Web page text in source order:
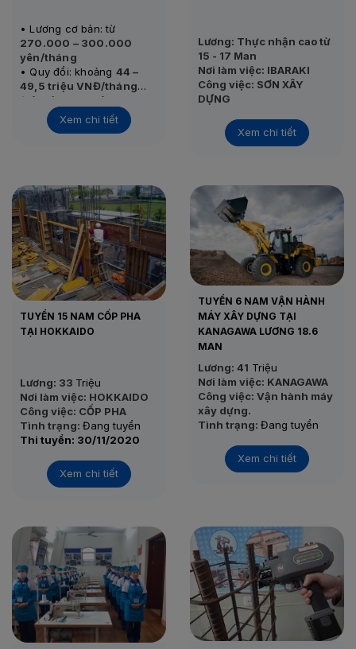
• Lương cơ bản: từ
270.000 – 300.000
yên/tháng
• Quy đổi: khoảng 44 –
49,5 triệu VNĐ/tháng
(Tỷ giá tham khảo: 1.000
yên ≈ 165.331 VNĐ)
55 triệu VNĐ/tháng
• Nơi làm việc: Kanagawa
• Tình trạng: Đang tuyển
• Thi tuyển: Sau khi đủ
form
Xem chi tiết
Lương: Thực nhận cao từ
15 - 17 Man
Nơi làm việc: IBARAKI
Công việc: SƠN XÂY
DỰNG
Thi tuyển: 25/11/2020
Xem chi tiết
TUYỂN 15 NAM CỐP PHA
TẠI HOKKAIDO
Lương: 33 Triệu
Nơi làm việc: HOKKAIDO
Công việc: CỐP PHA
Tình trạng: Đang tuyển
Thi tuyển: 30/11/2020
Xem chi tiết
TUYỂN 6 NAM VẬN HÀNH
MÁY XÂY DỰNG TẠI
KANAGAWA LƯƠNG 18.6
MAN
Lương: 41 Triệu
Nơi làm việc: KANAGAWA
Công việc: Vận hành máy
xây dựng.
Tình trạng: Đang tuyển
Xem chi tiết